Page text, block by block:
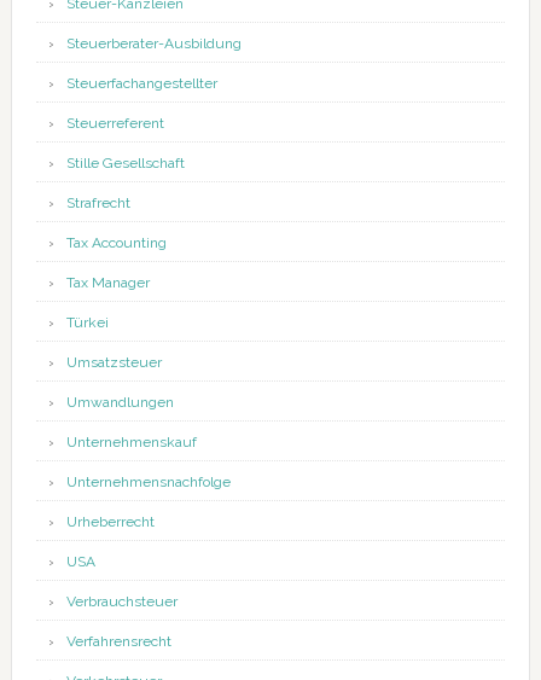
Steuer-Kanzleien
Steuerberater-Ausbildung
Steuerfachangestellter
Steuerreferent
Stille Gesellschaft
Strafrecht
Tax Accounting
Tax Manager
Türkei
Umsatzsteuer
Umwandlungen
Unternehmenskauf
Unternehmensnachfolge
Urheberrecht
USA
Verbrauchsteuer
Verfahrensrecht